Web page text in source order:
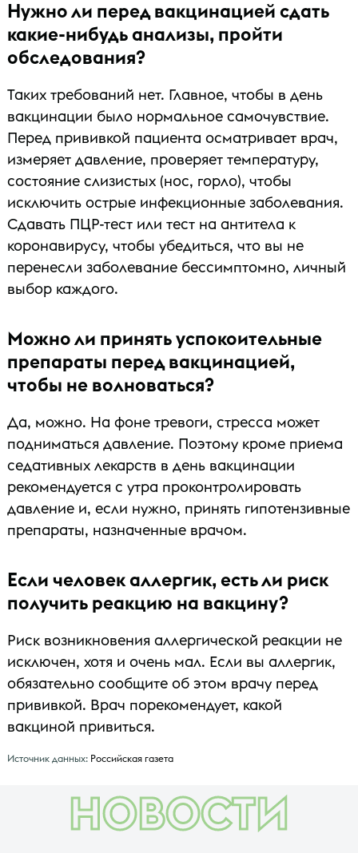
Нужно ли перед вакцинацией сдать
какие-нибудь анализы, пройти
обследования?
Таких требований нет. Главное, чтобы в день
вакцинации было нормальное самочувствие.
Перед прививкой пациента осматривает врач,
измеряет давление, проверяет температуру,
состояние слизистых (нос, горло), чтобы
исключить острые инфекционные заболевания.
Сдавать ПЦР-тест или тест на антитела к
коронавирусу, чтобы убедиться, что вы не
перенесли заболевание бессимптомно, личный
выбор каждого.
Можно ли принять успокоительные
препараты перед вакцинацией,
чтобы не волноваться?
Да, можно. На фоне тревоги, стресса может
подниматься давление. Поэтому кроме приема
седативных лекарств в день вакцинации
рекомендуется с утра проконтролировать
давление и, если нужно, принять гипотензивные
препараты, назначенные врачом.
Если человек аллергик, есть ли риск
получить реакцию на вакцину?
Риск возникновения аллергической реакции не
исключен, хотя и очень мал. Если вы аллергик,
обязательно сообщите об этом врачу перед
прививкой. Врач порекомендует, какой
вакциной привиться.
Источник данных: Российская газета
НОВОСТИ